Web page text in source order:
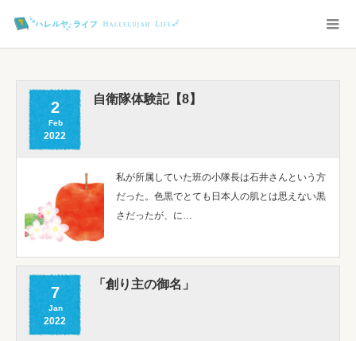
2
Feb
2022
自衛隊体験記【8】
私が所属していた班の小隊長は石井さんという方
だった。色黒でとても日本人の肌とは思えない黒
さだったが、に…
7
Jan
2022
「創り主の御名」